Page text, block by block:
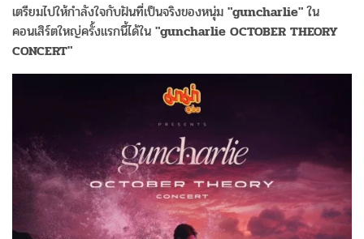
เตรียมไปให้กำลังใจกับฝันที่เป็นจริงของหนุ่ม "guncharlie"ใน
คอนเสิร์ตใหญ่ครั้งแรกนี้ได้ใน "guncharlie OCTOBER THEORY
CONCERT"